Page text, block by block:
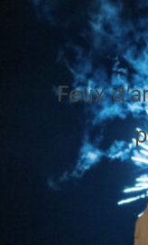
Feux